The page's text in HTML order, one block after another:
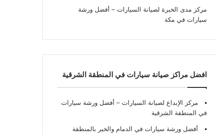
مركز مدى الخبرة لصيانة السيارات – أفضل ورشة
سيارات في مكة
افضل مراكز صيانة سيارات في المنطقة الشرقية
مركز الإبداع لصيانة السيارات – أفضل ورشة سيارات
في المنطقة الشرقية
أفضل ورشة سيارات في الدمام والخبر بالمنطقة